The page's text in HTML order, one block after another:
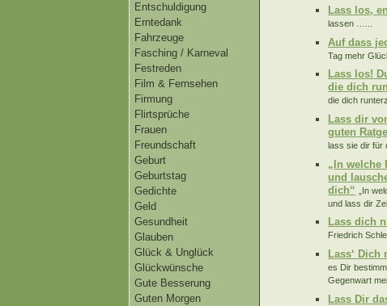
Entschuldigung
Erntedank
Fahrzeuge
Fasching / Karneval
Festreden
Film & Fernsehen
Firmung
Flirtsprüche
Frauen
Freundschaft
Geburt
Geburtstag
Gedichte
Geld
Gesundheit
Glauben
Glück & Unglück
Glückwünsche
Gute Besserung
Guten Morgen
Lass los,
lassen …...
Auf dass
Tag mehr
Lass los!
die dich
die dich
Lass dir
guten
lass sie dir für
„In welche
und
dich“
„In
und lass dir
Lass dich
Friedrich
Lass‘
es Dir
Gegenwart
Lass Dir